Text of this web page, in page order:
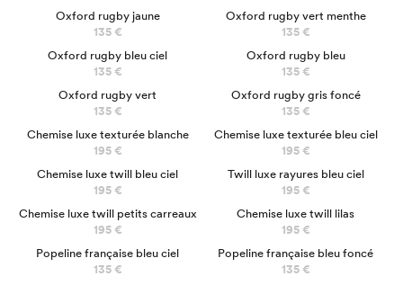
Oxford rugby jaune
135 €
Oxford rugby vert menthe
135 €
Oxford rugby bleu ciel
135 €
Oxford rugby bleu
135 €
Oxford rugby vert
135 €
Oxford rugby gris foncé
135 €
Chemise luxe texturée blanche
195 €
Chemise luxe texturée bleu ciel
195 €
Chemise luxe twill bleu ciel
195 €
Twill luxe rayures bleu ciel
195 €
Chemise luxe twill petits carreaux
195 €
Chemise luxe twill lilas
195 €
Popeline française bleu ciel
135 €
Popeline française bleu foncé
135 €